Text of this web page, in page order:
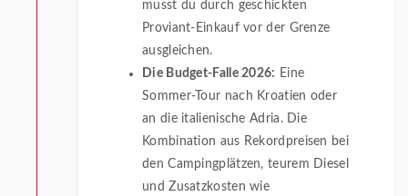
musst du durch geschickten
Proviant-Einkauf vor der Grenze
ausgleichen.
Die Budget-Falle 2026: Eine
Sommer-Tour nach Kroatien oder
an die italienische Adria. Die
Kombination aus Rekordpreisen bei
den Campingplätzen, teurem Diesel
und Zusatzkosten wie